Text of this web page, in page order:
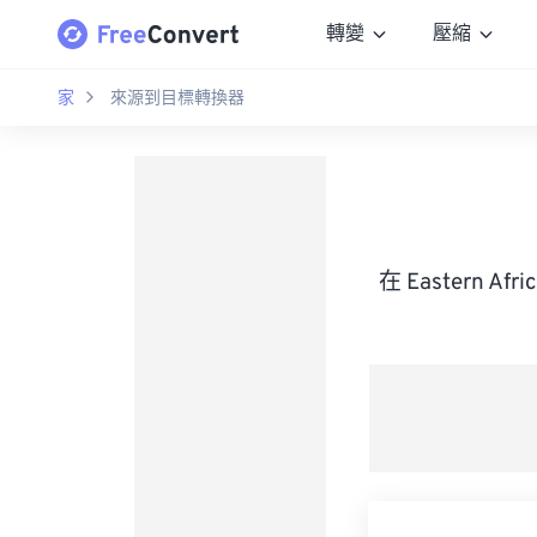
轉變 壓縮
家 來源到目標轉換器
在 Eastern